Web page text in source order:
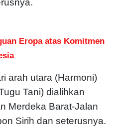
Eropa atas Komitmen
arah utara (Harmoni)
Tani) dialihkan
Merdeka Barat-Jalan
Sirih dan seterusnya.